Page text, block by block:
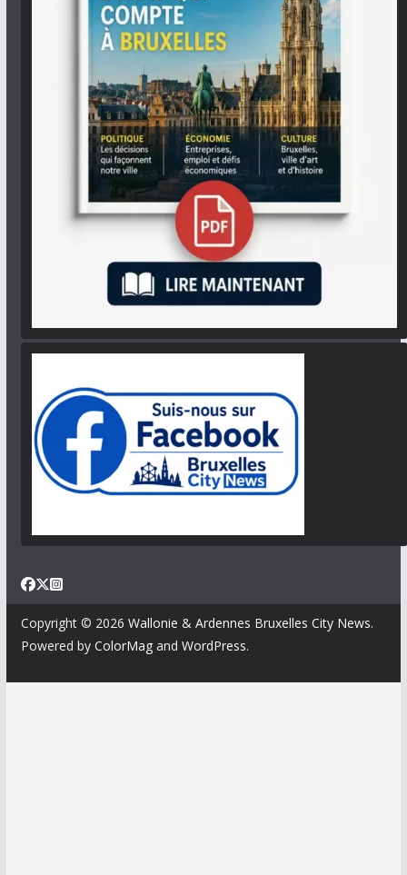
Copyright © 2026 Wallonie & Ardennes Bruxelles City News.
Powered by ColorMagand WordPress.